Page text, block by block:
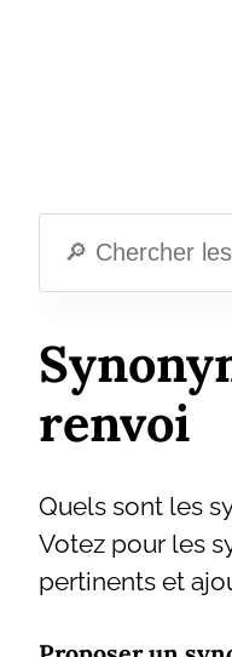
renvoi
Quels sont les
Votez pour les
pertinents et